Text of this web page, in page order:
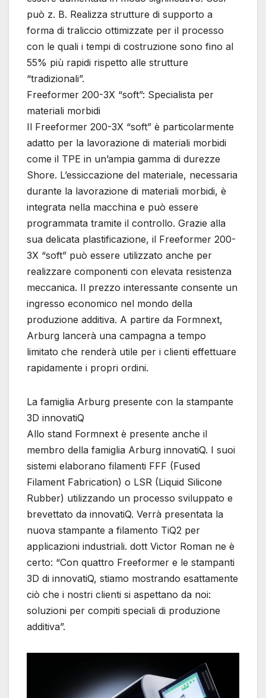
può z. B. Realizza strutture di supporto a
forma di traliccio ottimizzate per il processo
con le quali i tempi di costruzione sono fino al
55% più rapidi rispetto alle strutture
“tradizionali”.
Freeformer 200-3X “soft”: Specialista per
materiali morbidi
Il Freeformer 200-3X “soft” è particolarmente
adatto per la lavorazione di materiali morbidi
come il TPE in un’ampia gamma di durezze
Shore. L’essiccazione del materiale, necessaria
durante la lavorazione di materiali morbidi, è
integrata nella macchina e può essere
programmata tramite il controllo. Grazie alla
sua delicata plastificazione, il Freeformer 200-
3X “soft” può essere utilizzato anche per
realizzare componenti con elevata resistenza
meccanica. Il prezzo interessante consente un
ingresso economico nel mondo della
produzione additiva. A partire da Formnext,
Arburg lancerà una campagna a tempo
limitato che renderà utile per i clienti effettuare
rapidamente i propri ordini.
La famiglia Arburg presente con la stampante
3D innovatiQ
Allo stand Formnext è presente anche il
membro della famiglia Arburg innovatiQ. I suoi
sistemi elaborano filamenti FFF (Fused
Filament Fabrication) o LSR (Liquid Silicone
Rubber) utilizzando un processo sviluppato e
brevettato da innovatiQ. Verrà presentata la
nuova stampante a filamento TiQ2 per
applicazioni industriali. dott Victor Roman ne è
certo: “Con quattro Freeformer e le stampanti
3D di innovatiQ, stiamo mostrando esattamente
ciò che i nostri clienti si aspettano da noi:
soluzioni per compiti speciali di produzione
additiva”.